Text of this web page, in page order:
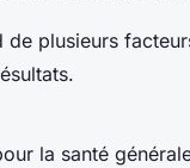
de plusieurs
la santé